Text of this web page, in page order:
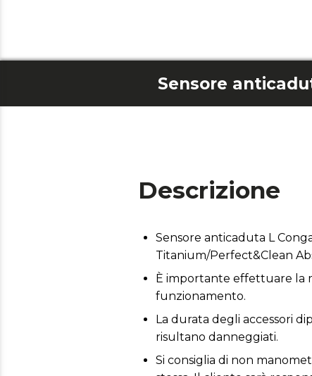
Descrizione
Sensore anticaduta L
Titanium/Perfect&Clean
È importante effettuare la
funzionamento.
La durata degli accessori
risultano danneggiati.
Si consiglia di non